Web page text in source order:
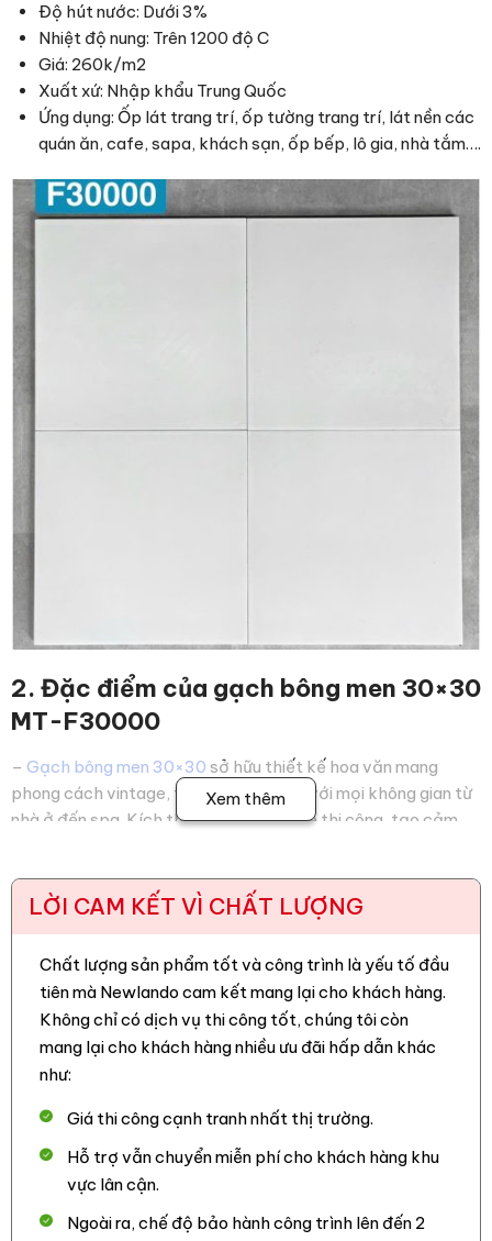
Độ hút nước: Dưới 3%
Nhiệt độ nung: Trên 1200 độ C
Giá: 260k/m2
Xuất xứ: Nhập khẩu Trung Quốc
Ứng dụng: Ốp lát trang trí, ốp tường trang trí, lát nền các
quán ăn, cafe, sapa, khách sạn, ốp bếp, lô gia, nhà tắm….
2. Đặc điểm của gạch bông men 30×30
MT-F30000
– Gạch bông men 30×30 sở hữu thiết kế hoa văn mang
phong cách vintage, tối giản, phù hợp với mọi không gian từ
nhà ở đến spa. Kích thước 30x30cm dễ thi công, tạo cảm
– Với công nghệ nung trên 1200 độ C, gạch bông có độ cứng
chắc, khả năng chống trầy xước và mài mòn hiệu quả, đảm
– Độ hút nước dưới 3% giúp gạch men chống thấm và
chống ẩm mốc hiệu quả, phù hợp với khí hậu nóng ẩm của
– Bề mặt gạch láng mịn và không bám bẩn, thuận tiện cho
việc vệ sinh và bảo dưỡng, đặc biệt ở những khu vực như nhà
– Gạch bông 30×30 sử dụng vật liệu tự nhiên, quy trình sản
Xem thêm
LỜI CAM KẾT VÌ CHẤT LƯỢNG
Chất lượng sản phẩm tốt và công trình là yếu tố đầu
tiên mà Newlando cam kết mang lại cho khách hàng.
Không chỉ có dịch vụ thi công tốt, chúng tôi còn
mang lại cho khách hàng nhiều ưu đãi hấp dẫn khác
như:
Giá thi công cạnh tranh nhất thị trường.
Hỗ trợ vẫn chuyển miễn phí cho khách hàng khu
vực lân cận.
Ngoài ra, chế độ bảo hành công trình lên đến 2